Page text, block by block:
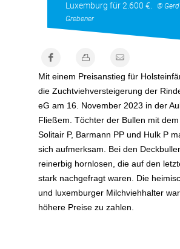
Luxemburg für 2.600 €.
© Gerd
Grebener
Mit einem Preisanstieg für
die Zuchtviehversteigerung der
eG am 16. November 2023 in der
Fließem. Töchter der Bullen mit
Solitair P, Barmann PP und Hulk P
sich aufmerksam. Bei den
reinerbig hornlosen, die auf den
stark nachgefragt waren. Die
und luxemburger Milchviehhalter
höhere Preise zu zahlen.